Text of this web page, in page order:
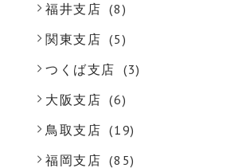
福井支店 (8)
関東支店 (5)
つくば支店 (3)
大阪支店 (6)
鳥取支店 (19)
福岡支店 (85)